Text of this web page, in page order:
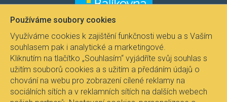
Používáme soubory cookies
Využíváme cookies k zajištění funkčnosti webu a s Vaším
souhlasem pak i analytické a marketingové.
Kliknutím na tlačítko „Souhlasím“ vyjádříte svůj souhlas s
užitím souborů cookies a s užitím a předáním údajů o
chování na webu pro zobrazení cílené reklamy na
sociálních sítích a v reklamních sítích na dalších webech